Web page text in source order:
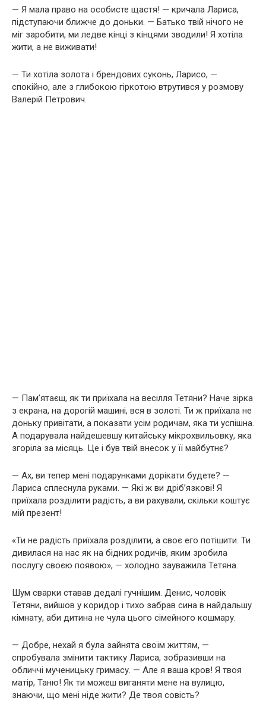
— Я мала право на особисте щастя! — кричала Лариса,
підступаючи ближче до доньки. — Батько твій нічого не
міг заробити, ми ледве кінці з кінцями зводили! Я хотіла
жити, а не виживати!
— Ти хотіла золота і брендових суконь, Ларисо, —
спокійно, але з глибокою гіркотою втрутився у розмову
Валерій Петрович.
— Пам’ятаєш, як ти приїхала на весілля Тетяни? Наче зірка
з екрана, на дорогій машині, вся в золоті. Ти ж приїхала не
доньку привітати, а показати усім родичам, яка ти успішна.
А подарувала найдешевшу китайську мікрохвильовку, яка
згоріла за місяць. Це і був твій внесок у її майбутнє?
— Ах, ви тепер мені подарунками дорікати будете? —
Лариса сплеснула руками. — Які ж ви дріб’язкові! Я
приїхала розділити радість, а ви рахували, скільки коштує
мій презент!
«Ти не радість приїхала розділити, а своє его потішити. Ти
дивилася на нас як на бідних родичів, яким зробила
послугу своєю появою», — холодно зауважила Тетяна.
Шум сварки ставав дедалі гучнішим. Денис, чоловік
Тетяни, вийшов у коридор і тихо забрав сина в найдальшу
кімнату, аби дитина не чула цього сімейного кошмару.
— Добре, нехай я була зайнята своїм життям, —
спробувала змінити тактику Лариса, зобразивши на
обличчі мученицьку гримасу. — Але я ваша кров! Я твоя
матір, Таню! Як ти можеш виганяти мене на вулицю,
знаючи, що мені ніде жити? Де твоя совість?